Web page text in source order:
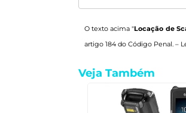
O texto acima "Locação de
artigo 184 do Código Penal. –
Veja Também